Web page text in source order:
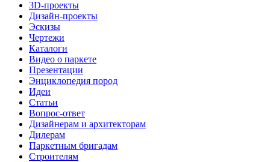
3D-проекты
Дизайн-проекты
Эскизы
Чертежи
Каталоги
Видео о паркете
Презентации
Энциклопедия пород
Идеи
Статьи
Вопрос-ответ
Дизайнерам и архитекторам
Дилерам
Паркетным бригадам
Строителям